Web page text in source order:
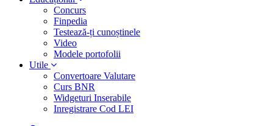
Concurs
Finpedia
Testează-ți cunoștinele
Video
Modele portofolii
Utile
Convertoare Valutare
Curs BNR
Widgeturi Inserabile
Inregistrare Cod LEI